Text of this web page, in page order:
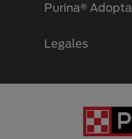
Purina® Adopta
Legales